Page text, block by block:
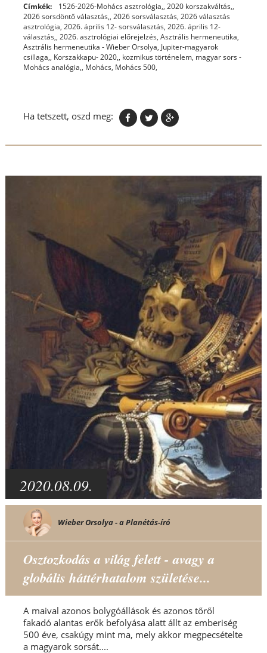
Címkék: 1526-2026-Mohács asztrológia,, 2020 korszakváltás,,
2026 sorsdöntő választás,, 2026 sorsválasztás, 2026 választás
asztrológia, 2026. április 12- sorsválasztás, 2026. április 12-
választás,, 2026. asztrológiai előrejelzés, Asztrális hermeneutika,
Asztrális hermeneutika - Wieber Orsolya, Jupiter-magyarok
csillaga,, Korszakkapu- 2020,, kozmikus történelem, magyar sors -
Mohács analógia,, Mohács, Mohács 500,
Ha tetszett, oszd meg:
2020.08.09.
Wieber Orsolya - a Planétás-író
Osztozkodás a világ felett - avagy a
globális háttérhatalom születése...
A maival azonos bolygóállások és azonos tőről
fakadó alantas erők befolyása alatt állt az emberiség
500 éve, csakúgy mint ma, mely akkor megpecsételte
a magyarok sorsát....